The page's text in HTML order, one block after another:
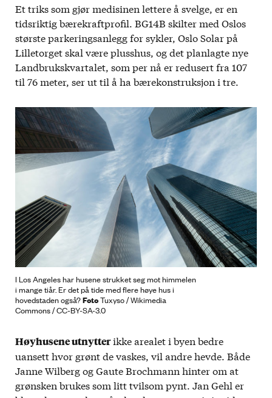
Et triks som gjør medisinen lettere å svelge, er en
tidsriktig bærekraftprofil. BG14B skilter med Oslos
største parkeringsanlegg for sykler, Oslo Solar på
Lilletorget skal være plusshus, og det planlagte nye
Landbrukskvartalet, som per nå er redusert fra 107
til 76 meter, ser ut til å ha bærekonstruksjon i tre.
I Los Angeles har husene strukket seg mot himmelen
i mange tiår. Er det på tide med flere høye hus i
hovedstaden også?FotoTuxyso / Wikimedia
Commons / CC-BY-SA-3.0
Høyhusene utnytterikke arealet i byen bedre
uansett hvor grønt de vaskes, vil andre hevde. Både
Janne Wilberg og Gaute Brochmann hinter om at
grønsken brukes som litt tvilsom pynt. Jan Gehl er